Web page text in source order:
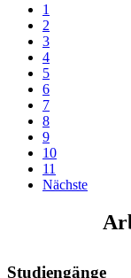
1
2
3
4
5
6
7
8
9
10
11
Nächste
Studiengänge